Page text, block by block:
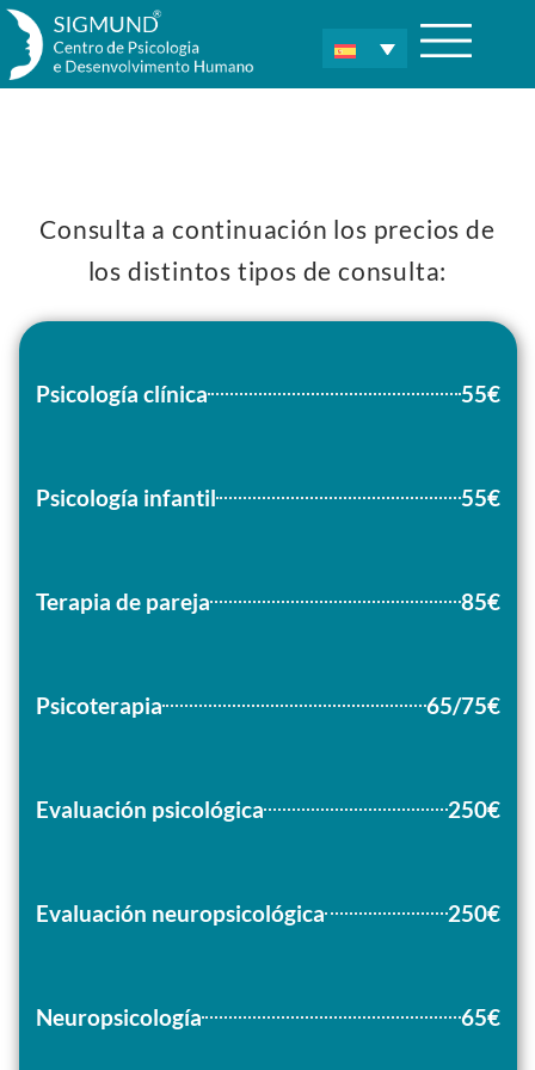
Consulta a continuación los precios de
los distintos tipos de consulta:
Psicología clínica 55€
Psicología infantil 55€
Terapia de pareja 85€
Psicoterapia 65/75€
Evaluación psicológica 250€
Evaluación neuropsicológica 250€
Neuropsicología 65€